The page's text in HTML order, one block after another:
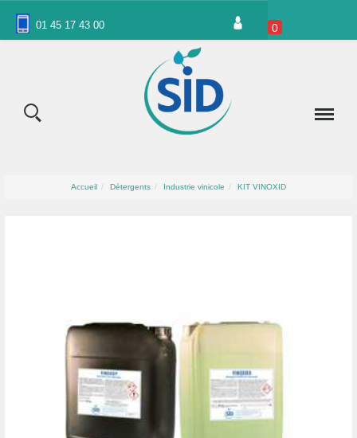
01 45 17 43 00 0
Accueil Détergents Industrie vinicole KIT VINOXID